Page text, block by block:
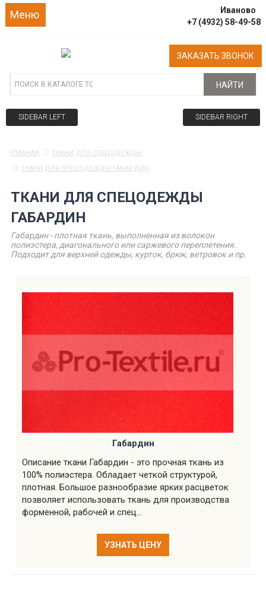
Иваново
+7 (4932) 58-49-58
НАЙТИ
ЗАКАЗАТЬ ЗВОНОК
Меню
SIDEBAR LEFT SIDEBAR RIGHT
ГЛАВНАЯ
ТКАНИ ДЛЯ СПЕЦОДЕЖДЫ
ТКАНИ ДЛЯ СПЕЦОДЕЖДЫ ГАБАРДИН
ТКАНИ ДЛЯ СПЕЦОДЕЖДЫ
ГАБАРДИН
Габардин - плотная ткань, выполненная из волокон
полиэстера, диагонального или саржевого переплетения.
Подходит для верхней одежды, курток, брюк, ветровок и пр.
Габардин
Описание ткани Габардин - это прочная ткань из
100% полиэстера. Обладает четкой структурой,
плотная. Большое разнообразие ярких расцветок
позволяет использовать ткань для производства
форменной, рабочей и спец...
УЗНАТЬ ЦЕНУ